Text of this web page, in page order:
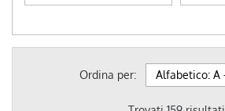
Ordina per: